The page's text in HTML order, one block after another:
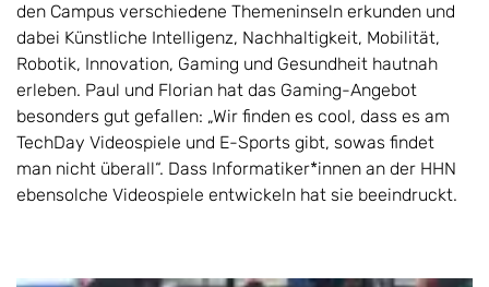
den Campus verschiedene Themeninseln erkunden und
dabei Künstliche Intelligenz, Nachhaltigkeit, Mobilität,
Robotik, Innovation, Gaming und Gesundheit hautnah
erleben. Paul und Florian hat das Gaming-Angebot
besonders gut gefallen: „Wir finden es cool, dass es am
TechDay Videospiele und E-Sports gibt, sowas findet
man nicht überall“. Dass Informatiker*innen an der HHN
ebensolche Videospiele entwickeln hat sie beeindruckt.